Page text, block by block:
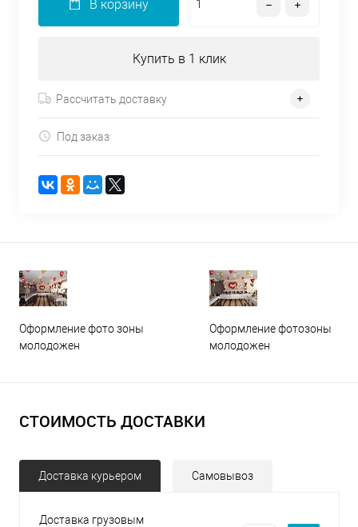
В корзину
Купить в 1 клик
Рассчитать доставку
Под заказ
Оформление фото зоны
молодожен
Оформление фотозоны
молодожен
СТОИМОСТЬ ДОСТАВКИ
Доставка курьером Самовывоз
Доставка грузовым